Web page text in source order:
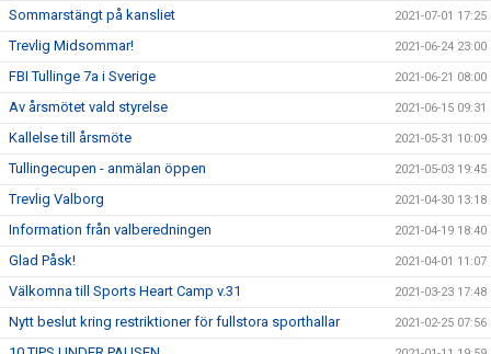
Sommarstängt på kansliet 2021-07-01 17:25
Trevlig Midsommar! 2021-06-24 23:00
FBI Tullinge 7a i Sverige 2021-06-21 08:00
Av årsmötet vald styrelse 2021-06-15 09:31
Kallelse till årsmöte 2021-05-31 10:09
Tullingecupen - anmälan öppen 2021-05-03 19:45
Trevlig Valborg 2021-04-30 13:18
Information från valberedningen 2021-04-19 18:40
Glad Påsk! 2021-04-01 11:07
Välkomna till Sports Heart Camp v.31 2021-03-23 17:48
Nytt beslut kring restriktioner för fullstora sporthallar 2021-02-25 07:56